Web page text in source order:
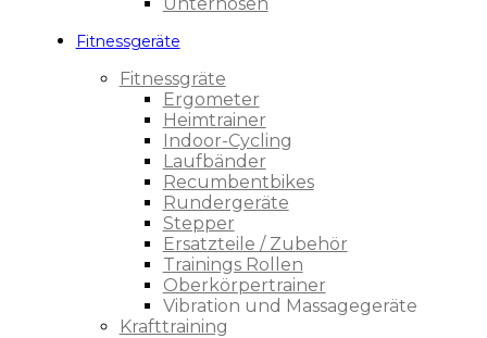
Fitnessgeräte
Fitnessgräte
Ergometer
Heimtrainer
Indoor-Cycling
Laufbänder
Recumbentbikes
Rundergeräte
Stepper
Ersatzteile / Zubehör
Trainings Rollen
Oberkörpertrainer
Vibration und Massagegeräte
Krafttraining